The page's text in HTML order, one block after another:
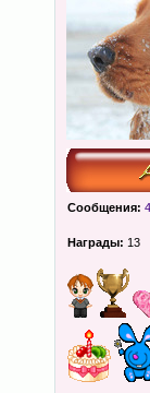
Сообщения:
Награды: 13